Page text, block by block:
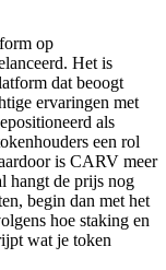
op
Het is
dat beoogt
ervaringen met
als
een rol
is CARV meer
hangt de prijs nog
begin dan met het
hoe staking en
wat je token